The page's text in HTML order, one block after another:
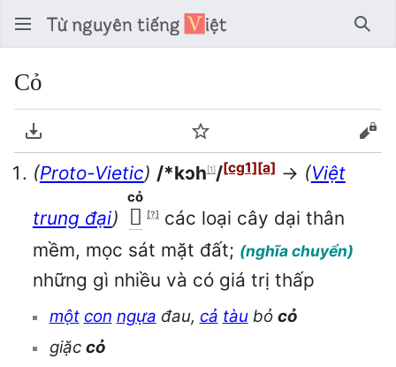
Tìm
Cỏ
Tải về PDF Theo dõi
(Proto-Vietic) /*kɔh [1]/[cg1][a] → (Việt
trung đại) 𦹵
cỏ
[?]
các loại cây dại thân
mềm, mọc sát mặt đất; (nghĩa chuyển)
những gì nhiều và có giá trị thấp
một con ngựa đau, cả tàubỏ cỏ
giặc cỏ